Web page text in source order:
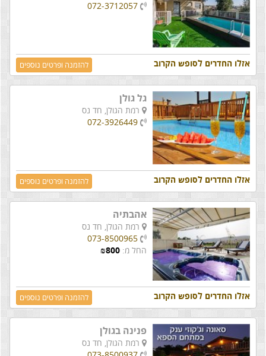
072-3712057
אזלו החדרים לסופש הקרוב להזמנה ופרטים נוספים
גל גולן
רמת הגולן, חד נס
072-3926449
אזלו החדרים לסופש הקרוב להזמנה ופרטים נוספים
אהבתיה
רמת הגולן, חד נס
073-8500965
החל מ:
₪800
אזלו החדרים לסופש הקרוב להזמנה ופרטים נוספים
פנינה בגולן
רמת הגולן, חד נס